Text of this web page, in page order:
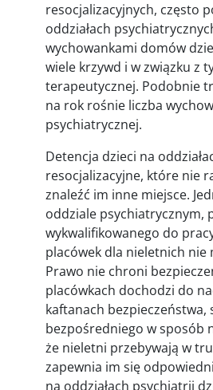
resocjalizacyjnych, często
oddziałach
wychowankami domów
wiele krzywd i w związku z
terapeutycznej. Podobnie
na rok rośnie liczba
psychiatrycznej.
Detencja dzieci na
resocjalizacyjne, które nie
znaleźć im inne miejsce.
oddziale psychiatrycznym,
wykwalifikowanego do
placówek dla nieletnich
Prawo nie chroni
placówkach dochodzi do
kaftanach
bezpośredniego w sposób
że nieletni przebywają w
zapewnia im się
na oddziałach psychiatrii